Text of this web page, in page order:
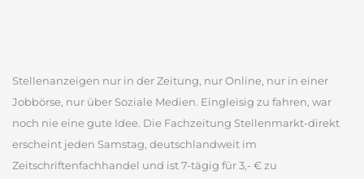
Stellenanzeigen nur in der Zeitung, nur Online, nur in einer
Jobbörse, nur über Soziale Medien. Eingleisig zu fahren, war
noch nie eine gute Idee. Die Fachzeitung Stellenmarkt-direkt
erscheint jeden Samstag, deutschlandweit im
Zeitschriftenfachhandel und ist 7-tägig für 3,- € zu